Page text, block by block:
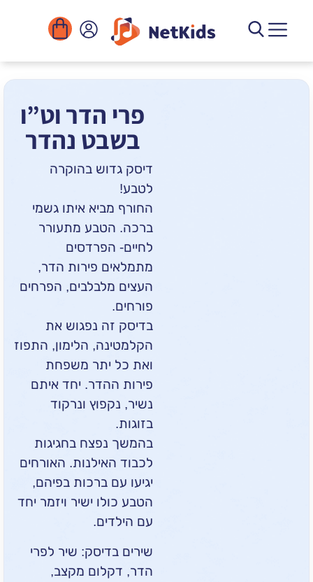
פרי הדר וט”ו
בשבט נהדר
דיסק גדוש בהוקרה
החורף מביא איתו גשמי
ברכה. הטבע מתעורר
לחיים- הפרדסים
מתמלאים פירות הדר,
העצים מלבלבים, הפרחים
בדיסק זה נפגוש את
הקלמטינה, הלימון, התפוז
ואת כל יתר משפחת
פירות ההדר. יחד איתם
נשיר, נקפוץ ונרקוד
בהמשך נפצח בחגיגות
לכבוד האילנות. האורחים
יגיעו עם ברכות בפיהם,
הטבע כולו ישיר ויזמר יחד
עם הילדים.
שירים בדיסק: שיר לפרי
הדר, דקלום מקצב,